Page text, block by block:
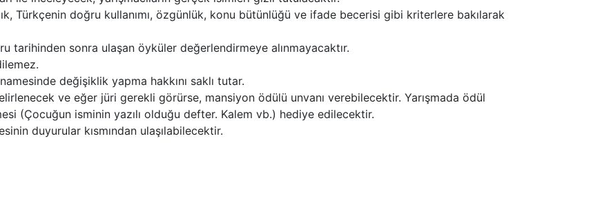
Türkçenin doğru kullanımı, özgünlük, konu bütünlüğü ve ifade becerisi gibi kriterlere bakılarak
tarihinden sonra ulaşan öyküler değerlendirmeye alınmayacaktır.
değişiklik yapma hakkını saklı tutar.
ve eğer jüri gerekli görürse, mansiyon ödülü unvanı verebilecektir. Yarışmada ödül
(Çocuğun isminin yazılı olduğu defter. Kalem vb.) hediye edilecektir.
duyurular kısmından ulaşılabilecektir.